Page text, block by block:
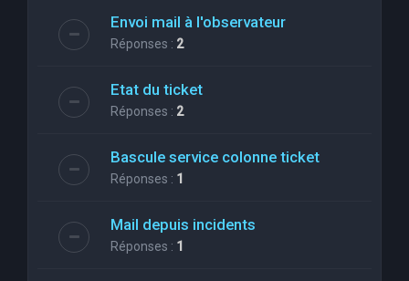
Envoi mail à l'observateur
Réponses : 2
Etat du ticket
Réponses : 2
Bascule service colonne ticket
Réponses : 1
Mail depuis incidents
Réponses : 1